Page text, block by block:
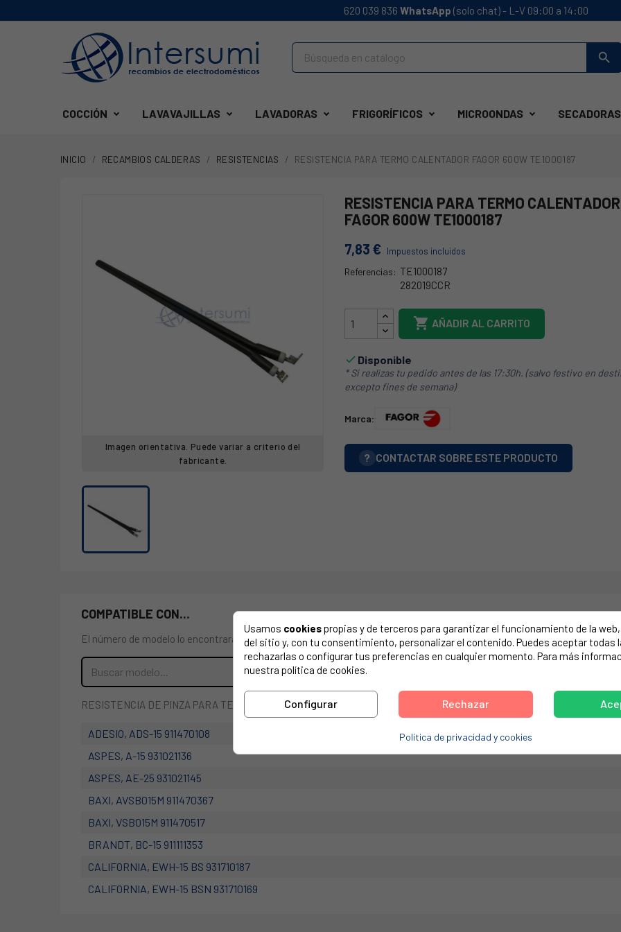
620 039 836 WhatsApp (solo chat) - L-V 09:00 a 14:00
search
COCCIÓN LAVAVAJILLAS LAVADORAS FRIGORÍFICOS MICROONDAS SECADORAS
INICIO RECAMBIOS CALDERAS RESISTENCIAS RESISTENCIA PARA TERMO CALENTADOR FAGOR 600W TE1000187
Imagen orientativa. Puede variar a criterio del
fabricante.
RESISTENCIA PARA TERMO CALENTADOR
FAGOR 600W TE1000187
7,83 € Impuestos incluidos
Referencias: TE1000187
282019CCR
 AÑADIR AL CARRITO
 Disponible
* Si realizas tu pedido antes de las 17:30h. (salvo festivo en
excepto fines de semana)
Marca:
? CONTACTAR SOBRE ESTE PRODUCTO
COMPATIBLE CON...
El número de modelo lo encontrarás en la etiqueta de tu electrodoméstico. Suele estar formado por números y letras.
RESISTENCIA DE PINZA PARA TERMO CALENTADOR FAGOR 600W, 230V. Diámetro: 12 mm. Longitud: 295 mm.
ADESIO, ADS-15 911470108
ASPES, A-15 931021136
ASPES, AE-25 931021145
BAXI, AVSB015M 911470367
BAXI, VSB015M 911470517
BRANDT, BC-15 911111353
CALIFORNIA, EWH-15 BS 931710187
CALIFORNIA, EWH-15 BSN 931710169
Usamos cookiespropias y de terceros para garantizar el funcionamiento de la
del sitio y, con tu consentimiento, personalizar el contenido. Puedes aceptar todas
rechazarlas o configurar tus preferencias en cualquier momento. Para más
nuestra política de cookies.
Configurar Rechazar
Política de privacidad y cookies